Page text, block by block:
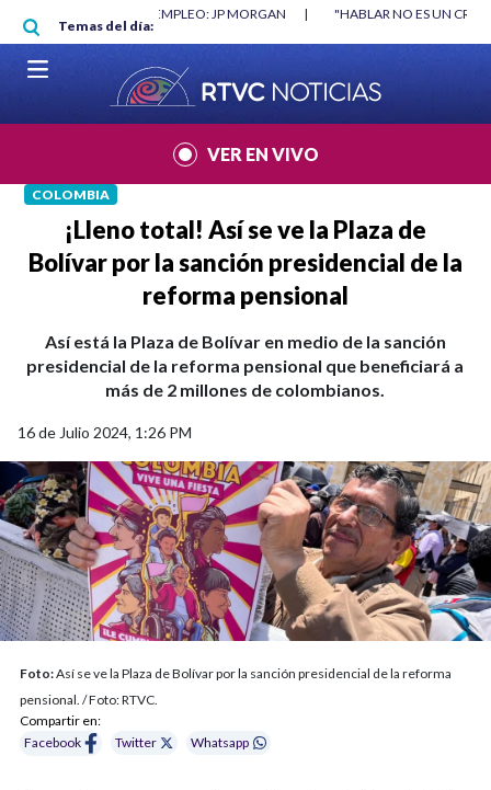
Pasar al contenido principal
Temas del día:
"HABLAR NO ES UN CRIMEN": CARTA DE BETO CORAL |
VER EN VIVO
COLOMBIA
¡Lleno total! Así se ve la Plaza de
Bolívar por la sanción presidencial de la
reforma pensional
Así está la Plaza de Bolívar en medio de la sanción
presidencial de la reforma pensional que beneficiará a
más de 2 millones de colombianos.
16 de Julio 2024, 1:26 PM
Foto:Así se ve la Plaza de Bolívar por la sanción presidencial de la reforma
pensional. / Foto: RTVC.
Compartir en:
Facebook
Twitter Whatsapp